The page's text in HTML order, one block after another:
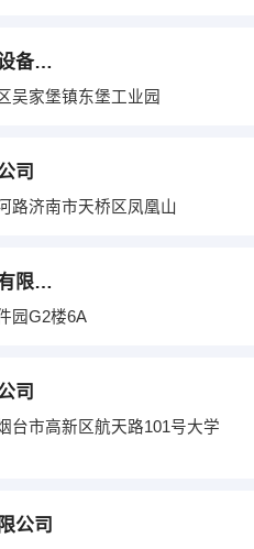
济南创鑫工业微波设备有限公司
吴家堡镇东堡工业园
司
路济南市天桥区凤凰山
青岛方天科技开发有限公司
园G2楼6A
司
台市高新区航天路101号大学
公司